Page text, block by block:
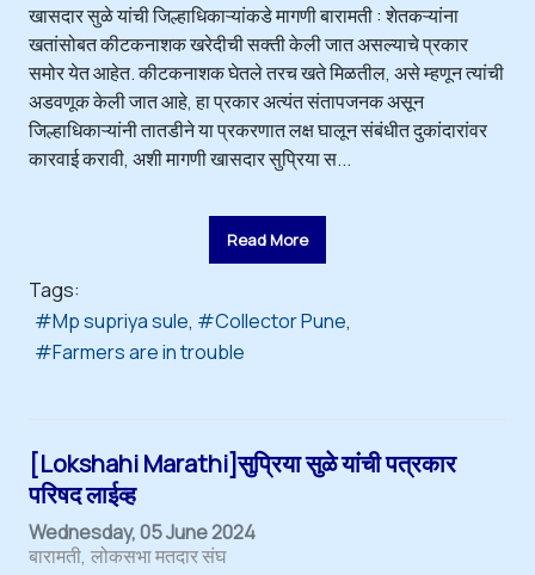
खासदार सुळे यांची जिल्हाधिकाऱ्यांकडे मागणी बारामती : शेतकऱ्यांना
खतांसोबत कीटकनाशक खरेदीची सक्ती केली जात असल्याचे प्रकार
समोर येत आहेत. कीटकनाशक घेतले तरच खते मिळतील, असे म्हणून त्यांची
अडवणूक केली जात आहे, हा प्रकार अत्यंत संतापजनक असून
जिल्हाधिकाऱ्यांनी तातडीने या प्रकरणात लक्ष घालून संबंधीत दुकांदारांवर
कारवाई करावी, अशी मागणी खासदार सुप्रिया स...
Read More
Tags:
Mp supriya sule
Collector Pune
Farmers are in trouble
[Lokshahi Marathi]सुप्रिया सुळे यांची पत्रकार
परिषद लाईव्ह
Wednesday, 05 June 2024
बारामती लोकसभा मतदार संघ